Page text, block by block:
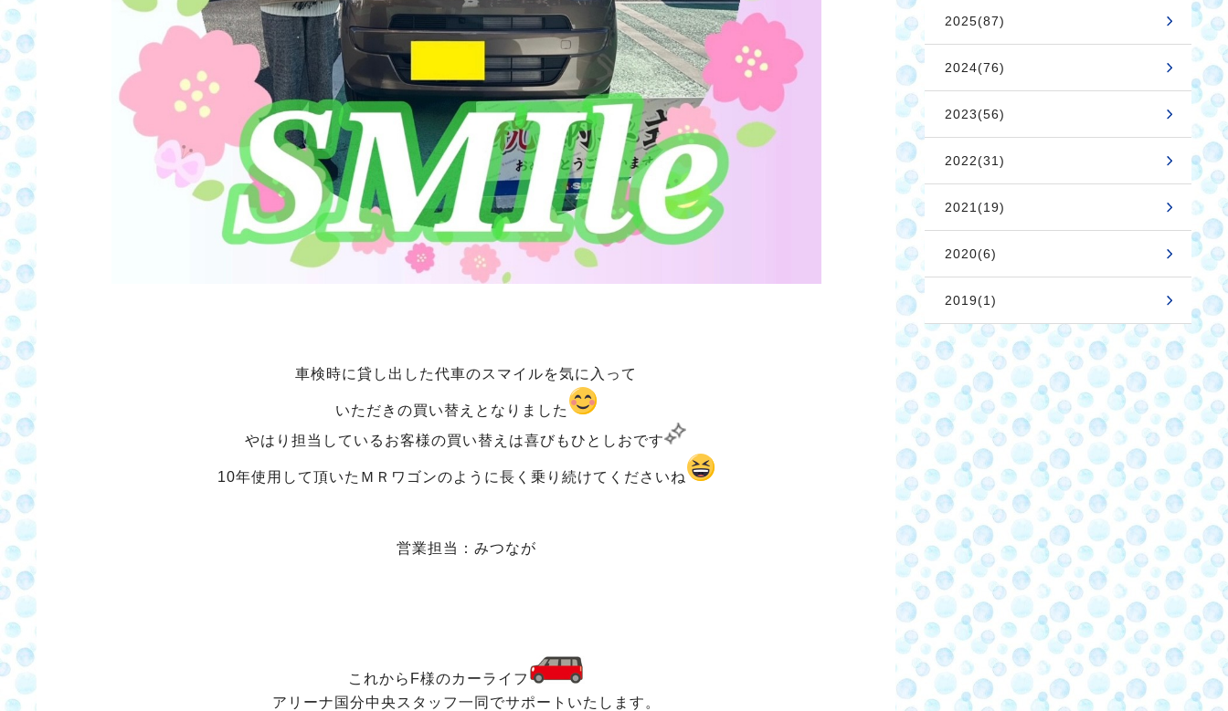
車検時に貸し出した代車のスマイルを気に入って
いただきの買い替えとなりました
やはり担当しているお客様の買い替えは喜びもひとしおです
10年使用して頂いたＭＲワゴンのように長く乗り続けてくださいね
営業担当：みつなが
これからF様のカーライフ
アリーナ国分中央スタッフ一同でサポートいたします。
2025(87)
2024(76)
2023(56)
2022(31)
2021(19)
2020(6)
2019(1)